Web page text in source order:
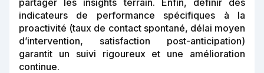
indicateurs de performance spécifiques à la
proactivité (taux de contact spontané, délai moyen
d’intervention, satisfaction post-anticipation)
garantit un suivi rigoureux et une amélioration
continue.